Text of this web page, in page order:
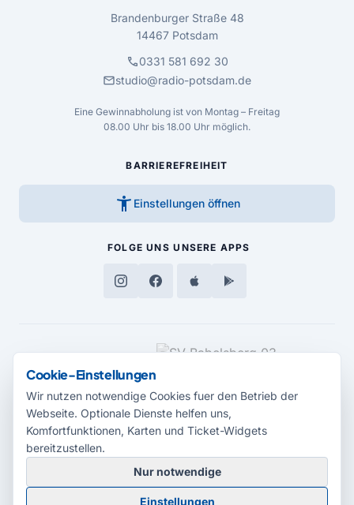
Brandenburger Straße 48
14467 Potsdam
call0331 581 692 30
mailstudio@radio-potsdam.de
Eine Gewinnabholung ist von Montag – Freitag
08.00 Uhr bis 18.00 Uhr möglich.
BARRIEREFREIHEIT
accessibility_new Einstellungen öffnen
FOLGE UNS UNSERE APPS
MEDIENPARTNER
© 2026 Radio Potsdam. Webseite entwickelt durch dieMedienagentur
Babelsberg
Cookie-Einstellungen
Wir nutzen notwendige Cookies fuer den Betrieb der
Webseite. Optionale Dienste helfen uns,
Komfortfunktionen, Karten und Ticket-Widgets
bereitzustellen.
Nur notwendige
Einstellungen